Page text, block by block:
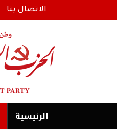
الاتصال بنا
الرئیسية